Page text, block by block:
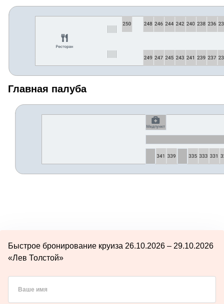
Главная палуба
Быстрое бронирование круиза 26.10.2026 – 29.10.2026
«Лев Толстой»
Ваше имя